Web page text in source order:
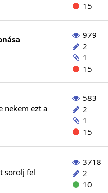
15
979
2
1
15
nekem ezt a
583
2
1
15
sorolj fel
3718
2
10